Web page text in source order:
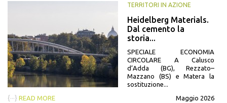
TERRITORI IN AZIONE
Heidelberg Materials.
Dal cemento la
storia...
SPECIALE ECONOMIA
CIRCOLARE A Calusco
d’Adda (BG), Rezzato–
Mazzano (BS) e Matera la
sostituzione...
{···} READ MORE Maggio 2026